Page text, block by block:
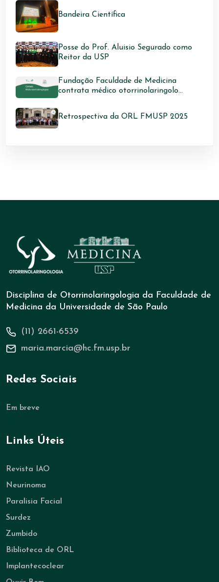
Bandeira Científica
Posse do Prof. Aluisio Segurado como
Reitor da USP
Fundação Faculdade de Medicina
contrata médico otorrinolaringolo...
Retrospectiva da ORL FMUSP 2025
Disciplina de Otorrinolaringologia da Faculdade de
Medicina da Universidade de São Paulo
(11) 2661-6539
maria.marcia@hc.fm.usp.br
Redes Sociais
Em breve
Links Úteis
Revista IAO
Neurinoma
Paralisia Facial
Surdez
Zumbido
Biblioteca de ORL
Implantecoclear